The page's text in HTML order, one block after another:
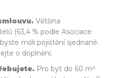
Většina
(63,4 % podle Asociace
měli pojištění sjednané.
o doplnění.
Pro byt do 60 m²